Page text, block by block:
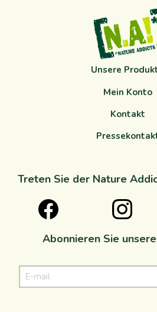
Unsere
Mein Konto
Kontakt
Treten Sie der Nature
Abonnieren Sie
mail